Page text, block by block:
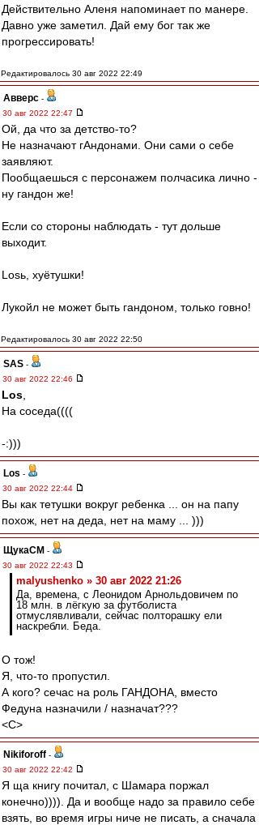
Действительно Аленя напоминает по манере.
Давно уже заметил. Дай ему бог так же
прогрессировать!
Редактировалось 30 авг 2022 22:49
Авверс -
30 авг 2022 22:47
Ой, да что за детство-то?
Не назначают гАндонами. Они сами о себе
заявляют.
Пообщаешься с персонажем полчасика лично -
ну гандон же!
Если со стороны наблюдать - тут дольше
выходит.
Losь, хуётушки!
Лукойл не может быть гандоном, только говно!
Редактировалось 30 авг 2022 22:50
SAS -
30 авг 2022 22:46
Los
На соседа((((
-:)))
Los -
30 авг 2022 22:44
Вы как тетушки вокруг ребенка ... он на папу
похож, нет на деда, нет на маму ... )))
ЩукаСМ -
30 авг 2022 22:43
malyushenko » 30 авг 2022 21:26
Да, времена, с Леонидом Арнольдовичем по
18 млн. в лёгкую за футболиста
отмуслявливали, сейчас полторашку ели
наскребли. Беда.
О тож!
Я, что-то пропустил.
А кого? сечас на роль ГАНДОНА, вместо
Федуна назначили / назначат???
<C>
Nikiforoff -
30 авг 2022 22:42
Я ща книгу почитал, с Шамара поржал
конечно)))). Да и вообще надо за правило себе
взять, во время игры ниче не писать, а сначала